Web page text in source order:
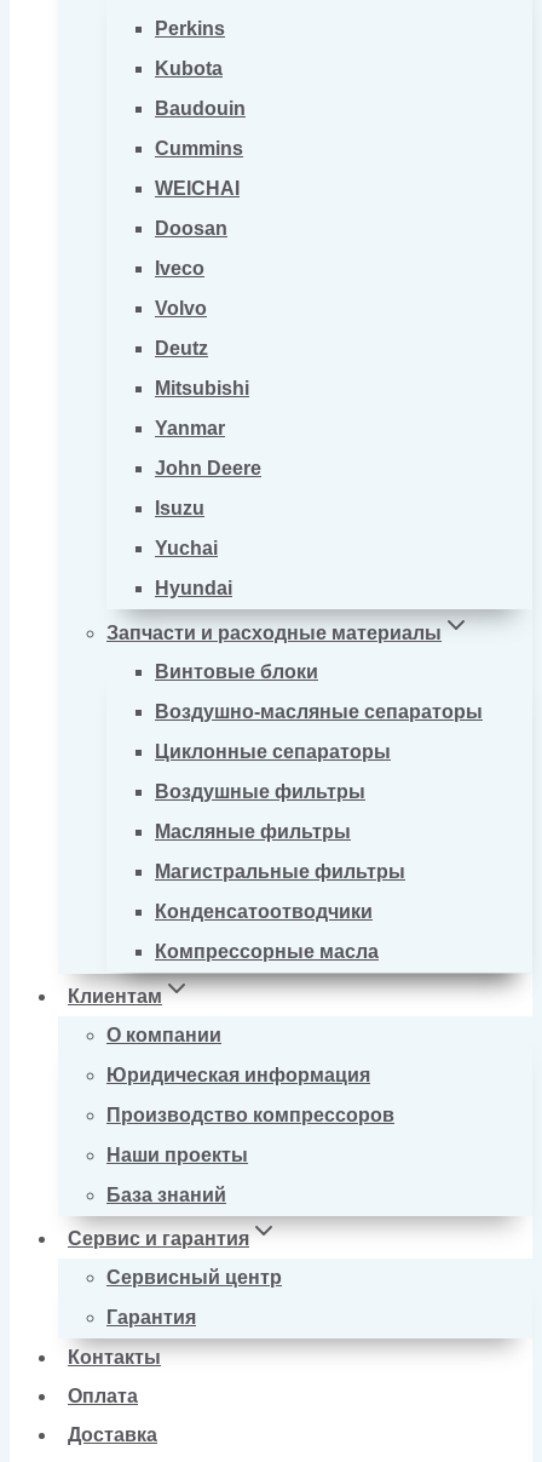
Perkins
Kubota
Baudouin
Cummins
WEICHAI
Doosan
Iveco
Volvo
Deutz
Mitsubishi
Yanmar
John Deere
Isuzu
Yuchai
Hyundai
Запчасти и расходные материалы
Винтовые блоки
Воздушно-масляные сепараторы
Циклонные сепараторы
Воздушные фильтры
Масляные фильтры
Магистральные фильтры
Конденсатоотводчики
Компрессорные масла
Клиентам
О компании
Юридическая информация
Производство компрессоров
Наши проекты
База знаний
Сервис и гарантия
Сервисный центр
Гарантия
Контакты
Оплата
Доставка